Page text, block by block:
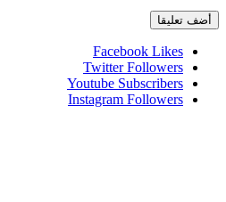
Facebook Likes
Twitter Followers
Youtube Subscribers
Instagram Followers